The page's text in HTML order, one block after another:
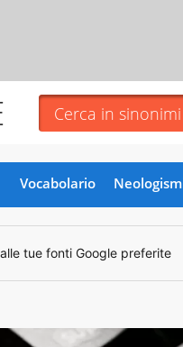
Vocabolario
alle tue fonti Google preferite